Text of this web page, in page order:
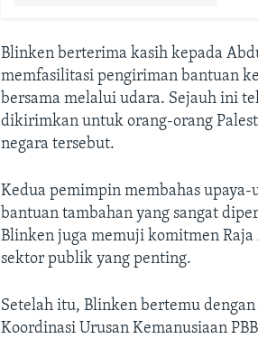
Blinken berterima kasih kepada
memfasilitasi pengiriman bantuan
bersama melalui udara. Sejauh ini
dikirimkan untuk orang-orang
negara tersebut.
Kedua pemimpin membahas
bantuan tambahan yang sangat
Blinken juga memuji komitmen
sektor publik yang penting.
Setelah itu, Blinken bertemu
Koordinasi Urusan Kemanusiaan